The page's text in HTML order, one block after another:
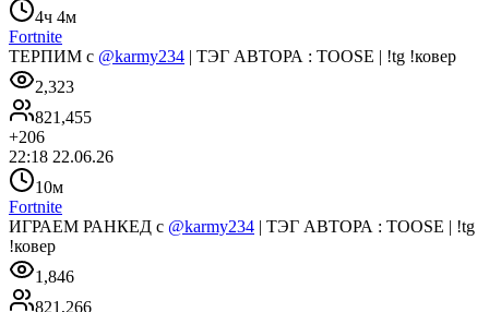
4ч 4м
Fortnite
ТЕРПИМ с @karmy234 | ТЭГ АВТОРА : TOOSE | !tg !ковер
2,323
821,455
+206
22:18 22.06.26
10м
Fortnite
ИГРАЕМ РАНКЕД с @karmy234 | ТЭГ АВТОРА : TOOSE | !tg
!ковер
1,846
821,266